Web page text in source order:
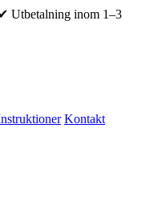
✔ Utbetalning inom 1–3
Kontakt